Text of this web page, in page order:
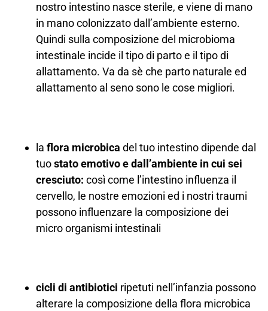
nostro intestino nasce sterile, e viene di mano
in mano colonizzato dall’ambiente esterno.
Quindi sulla composizione del microbioma
intestinale incide il tipo di parto e il tipo di
allattamento. Va da sè che parto naturale ed
allattamento al seno sono le cose migliori.
la flora microbica del tuo intestino dipende dal
tuostato emotivo e dall’ambiente in cui sei
cresciuto: così come l’intestino influenza il
cervello, le nostre emozioni ed i nostri traumi
possono influenzare la composizione dei
micro organismi intestinali
cicli di antibiotici ripetuti nell’infanzia possono
alterare la composizione della flora microbica